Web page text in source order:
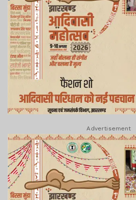
Advertisement